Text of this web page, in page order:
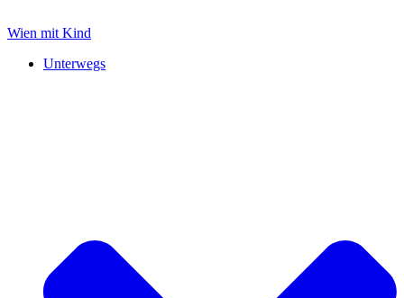
Inhalt
Wien mit Kind
Unterwegs